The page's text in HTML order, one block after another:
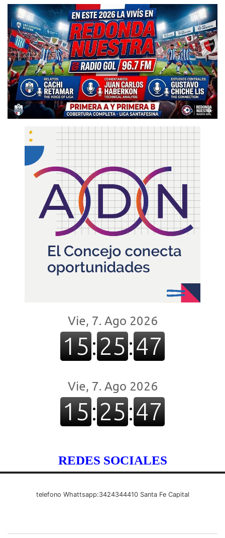
REDES SOCIALES
telefono Whattsapp:3424344410 Santa Fe Capital